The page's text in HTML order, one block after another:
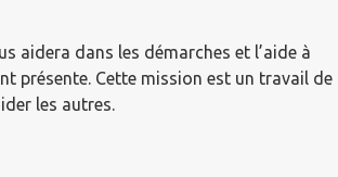
aidera dans les démarches et l’aide à
présente. Cette mission est un travail de
les autres.